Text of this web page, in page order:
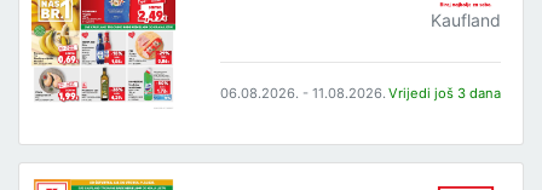
Kaufland
06.08.2026. - 11.08.2026. Vrijedi još 3 dana